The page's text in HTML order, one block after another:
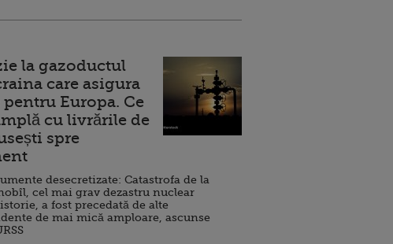
la gazoductul
care asigura
pentru Europa. Ce
cu livrările de
spre
desecretizate: Catastrofa de la
cel mai grav dezastru nuclear
a fost precedată de alte
de mai mică amploare, ascunse